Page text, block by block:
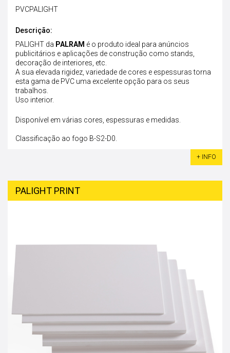
PVCPALIGHT
Descrição:
PALIGHT da PALRAM é o produto ideal para anúncios
publicitários e aplicações de construção como stands,
decoração de interiores, etc.
A sua elevada rigidez, variedade de cores e espessuras torna
esta gama de PVC uma excelente opção para os seus
trabalhos.
Uso interior.
Disponível em várias cores, espessuras e medidas.
Classificação ao fogo B-S2-D0.
+ INFO
PALIGHT PRINT